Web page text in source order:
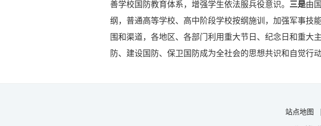
善学校国防教育体系，增强学生依法服兵役意识。 三是由
纲，普通高等学校、高中阶段学校按纲施训，加强军事技
围和渠道，各地区、各部门利用重大节日、纪念日和重大
防、建设国防、保卫国防成为全社会的思想共识和自觉行动
站点地图 |